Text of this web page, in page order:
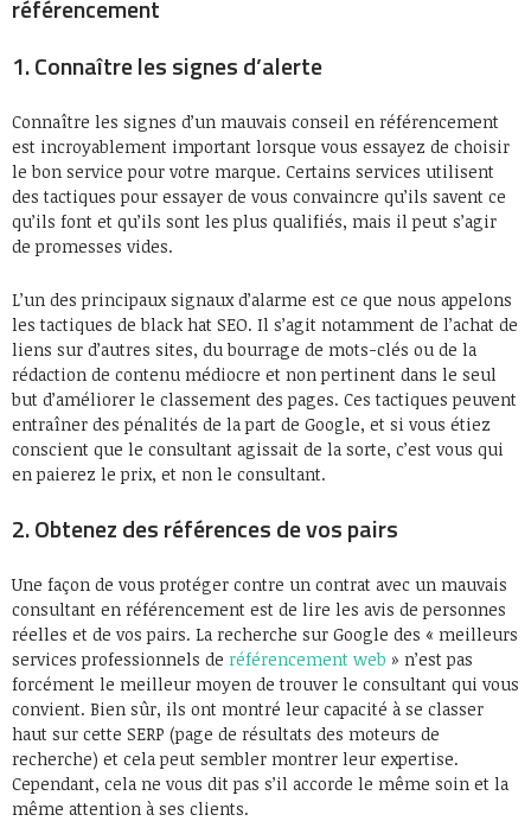
référencement
1. Connaître les signes d’alerte
Connaître les signes d’un mauvais conseil en référencement
est incroyablement important lorsque vous essayez de choisir
le bon service pour votre marque. Certains services utilisent
des tactiques pour essayer de vous convaincre qu’ils savent ce
qu’ils font et qu’ils sont les plus qualifiés, mais il peut s’agir
de promesses vides.
L’un des principaux signaux d’alarme est ce que nous appelons
les tactiques de black hat SEO. Il s’agit notamment de l’achat de
liens sur d’autres sites, du bourrage de mots-clés ou de la
rédaction de contenu médiocre et non pertinent dans le seul
but d’améliorer le classement des pages. Ces tactiques peuvent
entraîner des pénalités de la part de Google, et si vous étiez
conscient que le consultant agissait de la sorte, c’est vous qui
en paierez le prix, et non le consultant.
2. Obtenez des références de vos pairs
Une façon de vous protéger contre un contrat avec un mauvais
consultant en référencement est de lire les avis de personnes
réelles et de vos pairs. La recherche sur Google des « meilleurs
services professionnels de référencement web » n’est pas
forcément le meilleur moyen de trouver le consultant qui vous
convient. Bien sûr, ils ont montré leur capacité à se classer
haut sur cette SERP (page de résultats des moteurs de
recherche) et cela peut sembler montrer leur expertise.
Cependant, cela ne vous dit pas s’il accorde le même soin et la
même attention à ses clients.